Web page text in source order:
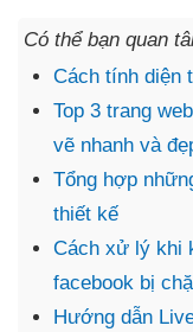
Có thể bạn quan
Cách tính diện
Top 3 trang
vẽ nhanh và
Tổng hợp
thiết kế
Cách xử lý khi
facebook bị
Hướng dẫn